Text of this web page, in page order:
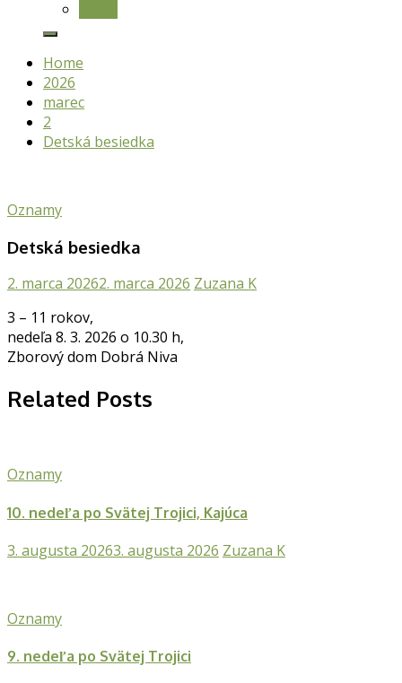
Home
2026
marec
2
Detská besiedka
Oznamy
Detská besiedka
2. marca 20262. marca 2026 Zuzana K
3 – 11 rokov,
nedeľa 8. 3. 2026 o 10.30 h,
Zborový dom Dobrá Niva
Related Posts
Oznamy
10. nedeľa po Svätej Trojici, Kajúca
3. augusta 20263. augusta 2026 Zuzana K
Oznamy
9. nedeľa po Svätej Trojici